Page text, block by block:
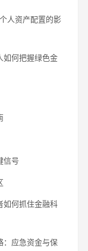
人资产配置的影
如何把握绿色金
信号
如何抓住金融科
：应急资金与保